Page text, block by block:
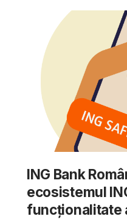
ING Bank
ecosistemul
funcționalitate